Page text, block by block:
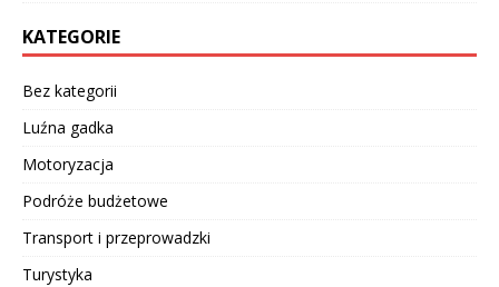
KATEGORIE
Bez kategorii
Luźna gadka
Motoryzacja
Podróże budżetowe
Transport i przeprowadzki
Turystyka